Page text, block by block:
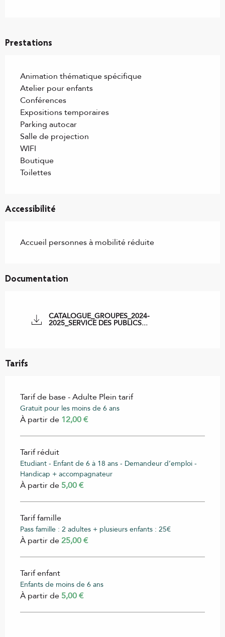
Prestations
Animation thématique spécifique
Atelier pour enfants
Conférences
Expositions temporaires
Parking autocar
Salle de projection
WIFI
Boutique
Toilettes
Accessibilité
Accueil personnes à mobilité réduite
Documentation
CATALOGUE_GROUPES_2024-
2025_SERVICE DES PUBLICS...
Tarifs
Tarif de base - Adulte Plein tarif
Gratuit pour les moins de 6 ans
À partir de 12,00 €
Tarif réduit
Etudiant - Enfant de 6 à 18 ans - Demandeur d’emploi -
Handicap + accompagnateur
À partir de 5,00 €
Tarif famille
Pass famille : 2 adultes + plusieurs enfants : 25€
À partir de25,00 €
Tarif enfant
Enfants de moins de 6 ans
À partir de 5,00 €